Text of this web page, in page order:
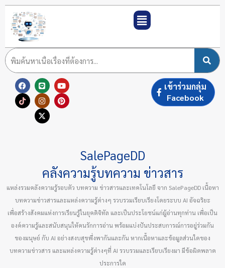
Skip
to
content
F
a
c
e
L
i
n
e
Y
o
u
t
T
i
k
t
I
n
s
t
a
g
P
i
n
t
X
-
t
w
i
t
เข้าร่วมกลุ่ม
Facebook
SalePageDD
คลังความรู้บทความ ข่าวสาร
แหล่งรวมคลังความรู้รอบตัว บทความ ข่าวสารและเทคโนโลยี จาก SalePageDD เนื้อหา
บทความข่าวสารและแหล่งความรู้ต่างๆ รวบรวมเรียบเรียงโดยระบบ AI อัจฉริยะ
เพื่อสร้างสังคมแห่งการเรียนรู้ในยุคดิจิทัล และเป็นประโยชน์แก่ผู้อ่านทุกท่าน เพื่อเป็น
องค์ความรู้และสนับสนุนให้คนรักการอ่าน พร้อมแบ่งปันประสบการณ์การอยู่ร่วมกัน
ของมนุษย์ กับ AI อย่างสงบสุขพึ่งพากันและกัน หากเนื้อหาและข้อมูลส่วนใดของ
บทความข่าวสาร และแหล่งความรู้ต่างๆที่ AI รวบรวมและเรียบเรียงมา มีข้อผิดพลาด
ประการใด